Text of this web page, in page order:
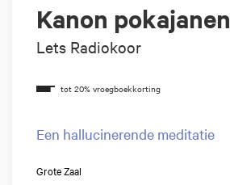
Kanon pokajanen
Lets Radiokoor
Een hallucinerende meditatie
Grote Zaal